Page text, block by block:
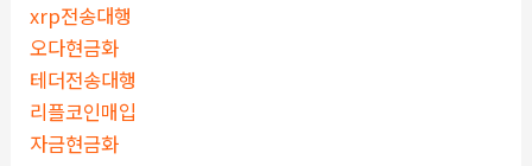
xrp전송대행
오다현금화
테더전송대행
리플코인매입
자금현금화